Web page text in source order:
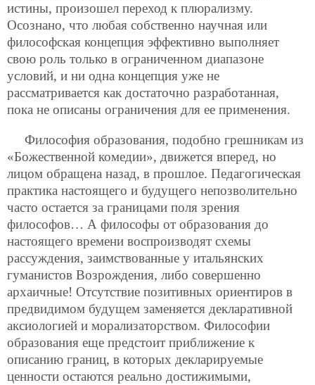
истины, произошел переход к плюрализму.
Осознано, что любая собственно научная или
философская концепция эффективно выполняет
свою роль только в ограниченном диапазоне
условий, и ни одна концепция уже не
рассматривается как достаточно разработанная,
пока не описаны ограничения для ее применения.
Философия образования, подобно грешникам из
«Божественной комедии», движется вперед, но
лицом обращена назад, в прошлое. Педагогическая
практика настоящего и будущего непозволительно
часто остается за границами поля зрения
философов… А философы от образования до
настоящего времени воспроизводят схемы
рассуждения, заимствованные у итальянских
гуманистов Возрождения, либо совершенно
архаичные! Отсутствие позитивных ориентиров в
предвидимом будущем заменяется декларативной
аксиологией и морализаторством. Философии
образования еще предстоит приближение к
описанию границ, в которых декларируемые
ценности остаются реально достижимыми,